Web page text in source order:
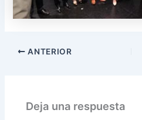
ANTERIOR
Deja una respuesta